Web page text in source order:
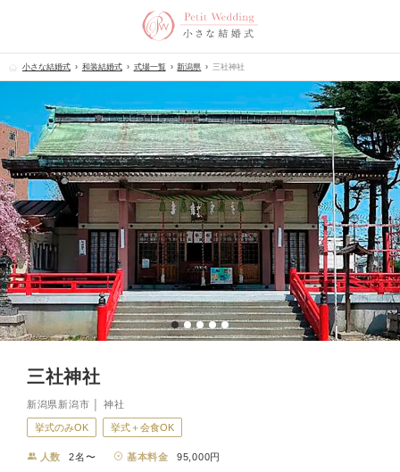
小さな結婚式 和装結婚式 式場一覧 新潟県 三社神社
三社神社
新潟県新潟市 │ 神社
挙式のみOK 挙式＋会食OK
人数 2名〜 基本料金 95,000円